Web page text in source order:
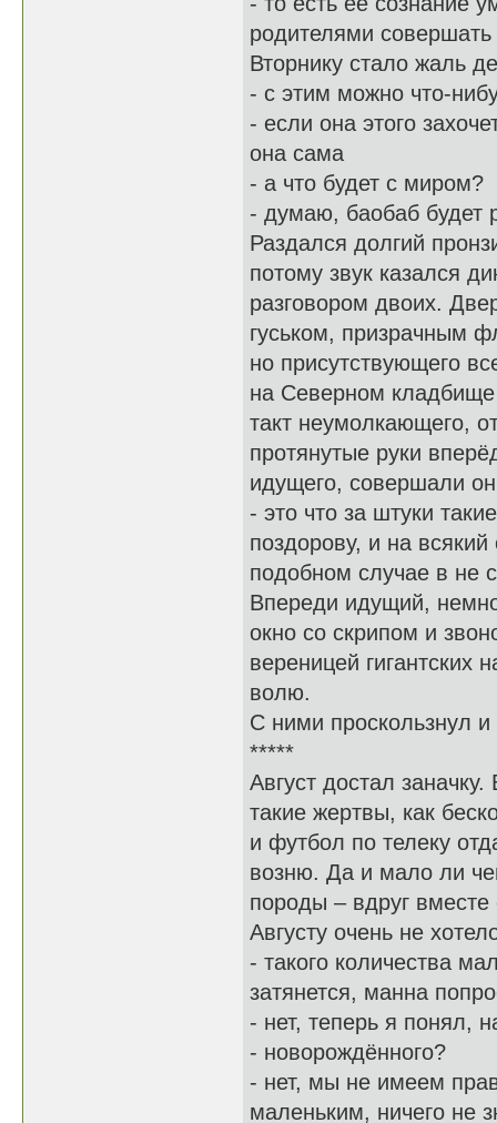
родителями
Вторнику стало жаль
- с этим можно что-
- если она этого
она сама
- а что будет с миром?
- думаю, баобаб будет
Раздался долгий
потому звук казался
разговором двоих.
гуськом, призрачным
но присутствующего
на Северном кладбище
такт неумолкающего,
протянутые руки
идущего, совершали
- это что за штуки
поздорову, и на
подобном случае в не
Впереди идущий,
окно со скрипом и
вереницей гигантских
волю.
С ними проскользнул
*****
Август достал
такие жертвы, как
и футбол по телеку
возню. Да и мало ли
породы – вдруг вместе
Августу очень не
- такого количества
затянется, манна
- нет, теперь я понял,
- новорождённого?
- нет, мы не имеем
маленьким, ничего